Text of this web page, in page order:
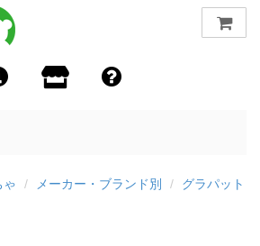
ゃ メーカー・ブランド別
グラパット